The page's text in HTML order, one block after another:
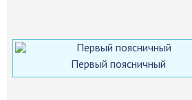
Первый поясничный